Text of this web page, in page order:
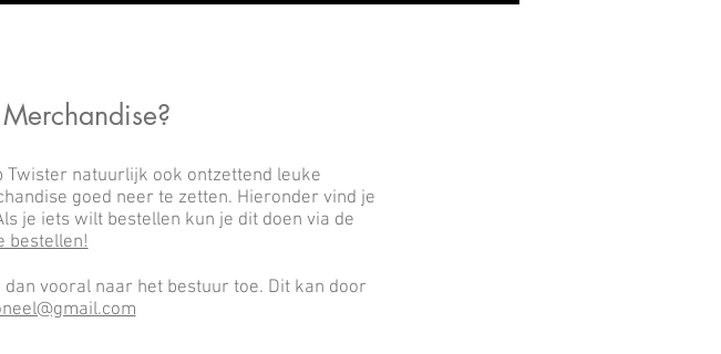
Twister natuurlijk ook ontzettend leuke
goed neer te zetten. Hieronder vind je
je iets wilt bestellen kun je dit doen via de
bestellen!
vooral naar het bestuur toe. Dit kan door